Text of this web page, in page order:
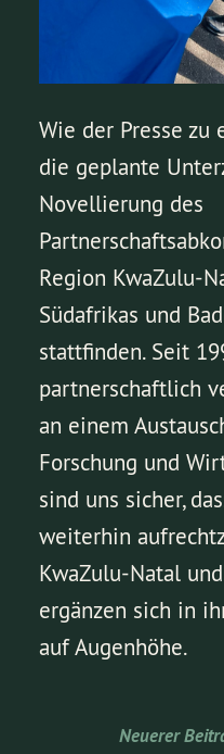
Wie der Presse zu
die geplante
Novellierung des
Region KwaZulu-
Südafrikas und
stattfinden. Seit
partnerschaftlich
an einem
Forschung und
sind uns sicher,
weiterhin
KwaZulu-Natal
ergänzen sich in
auf Augenhöhe.
Neuerer